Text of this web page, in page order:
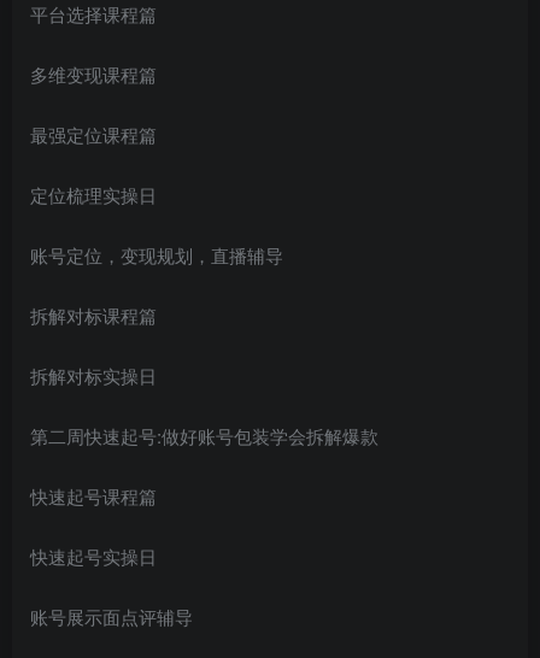
平台选择课程篇
多维变现课程篇
最强定位课程篇
定位梳理实操日
账号定位，变现规划，直播辅导
拆解对标课程篇
拆解对标实操日
第二周快速起号:做好账号包装学会拆解爆款
快速起号课程篇
快速起号实操日
账号展示面点评辅导